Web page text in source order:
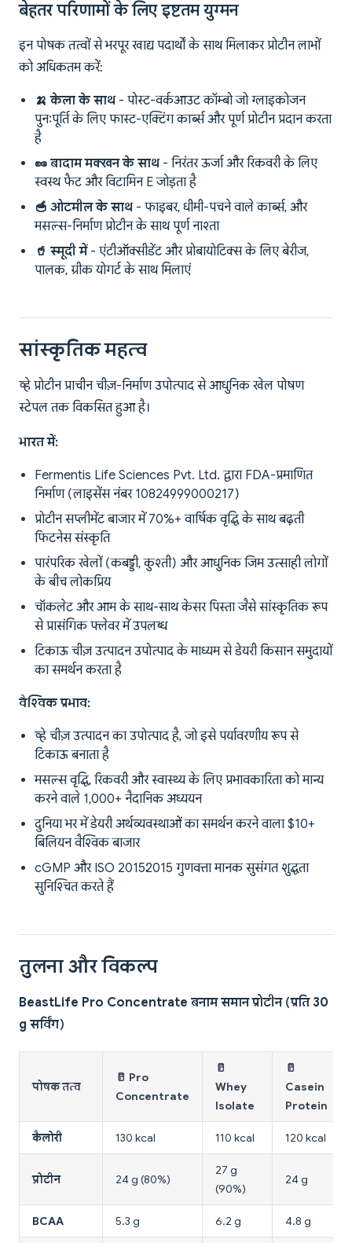
बेहतर परिणामों के लिए इष्टतम युग्मन
इन पोषक तत्वों से भरपूर खाद्य पदार्थों के साथ मिलाकर प्रोटीन लाभों
को अधिकतम करें:
🍌 केला के साथ- पोस्ट-वर्कआउट कॉम्बो जो ग्लाइकोजन
पुनःपूर्ति के लिए फास्ट-एक्टिंग कार्ब्स और पूर्ण प्रोटीन प्रदान करता
है
🥜 बादाम मक्खन के साथ- निरंतर ऊर्जा और रिकवरी के लिए
स्वस्थ फैट और विटामिन E जोड़ता है
🥣 ओटमील के साथ- फाइबर, धीमी-पचने वाले कार्ब्स, और
मसल्स-निर्माण प्रोटीन के साथ पूर्ण नाश्ता
🥤 स्मूदी में- एंटीऑक्सीडेंट और प्रोबायोटिक्स के लिए बेरीज,
पालक, ग्रीक योगर्ट के साथ मिलाएं
सांस्कृतिक महत्व
व्हे प्रोटीन प्राचीन चीज़-निर्माण उपोत्पाद से आधुनिक खेल पोषण
स्टेपल तक विकसित हुआ है।
भारत में:
Fermentis Life Sciences Pvt. Ltd. द्वारा FDA-प्रमाणित
निर्माण (लाइसेंस नंबर 10824999000217)
प्रोटीन सप्लीमेंट बाजार में 70%+ वार्षिक वृद्धि के साथ बढ़ती
फिटनेस संस्कृति
पारंपरिक खेलों (कबड्डी, कुश्ती) और आधुनिक जिम उत्साही लोगों
के बीच लोकप्रिय
चॉकलेट और आम के साथ-साथ केसर पिस्ता जैसे सांस्कृतिक रूप
से प्रासंगिक फ्लेवर में उपलब्ध
टिकाऊ चीज़ उत्पादन उपोत्पाद के माध्यम से डेयरी किसान समुदायों
का समर्थन करता है
वैश्विक प्रभाव:
व्हे चीज़ उत्पादन का उपोत्पाद है, जो इसे पर्यावरणीय रूप से
टिकाऊ बनाता है
मसल्स वृद्धि, रिकवरी और स्वास्थ्य के लिए प्रभावकारिता को मान्य
करने वाले 1,000+ नैदानिक अध्ययन
दुनिया भर में डेयरी अर्थव्यवस्थाओं का समर्थन करने वाला $10+
बिलियन वैश्विक बाजार
cGMP और ISO 2015:2015 गुणवत्ता मानक सुसंगत शुद्धता
सुनिश्चित करते हैं
तुलना और विकल्प
BeastLife Pro Concentrate बनाम समान प्रोटीन (प्रति 30
g सर्विंग)
पोषक तत्व
🥛 Pro
Concentrate
🥛
Whey
Isolate
🥛
Casein
Protein
कैलोरी 130 kcal 110 kcal 120 kcal
प्रोटीन 24 g (80%)
27 g
(90%)
24 g
BCAA 5.3 g 6.2 g 4.8 g